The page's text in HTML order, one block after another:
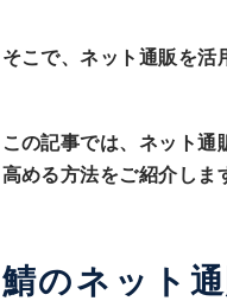
そこで、ネット通販を活
この記事では、ネット
高める方法をご紹介しま
鯖のネット